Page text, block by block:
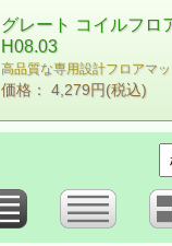
グレート コイルフロ
H08.03
高品質な専用設計フロアマ
価格： 4,279円(税込)